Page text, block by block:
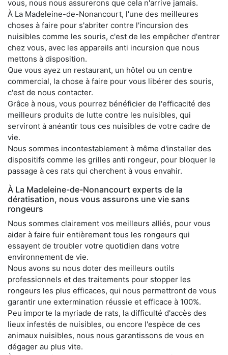
vous, nous nous assurerons que cela n'arrive jamais.
À La Madeleine-de-Nonancourt, l'une des meilleures
choses à faire pour s'abriter contre l'incursion des
nuisibles comme les souris, c'est de les empêcher d'entrer
chez vous, avec les appareils anti incursion que nous
mettons à disposition.
Que vous ayez un restaurant, un hôtel ou un centre
commercial, la chose à faire pour vous libérer des souris,
c'est de nous contacter.
Grâce à nous, vous pourrez bénéficier de l'efficacité des
meilleurs produits de lutte contre les nuisibles, qui
serviront à anéantir tous ces nuisibles de votre cadre de
vie.
Nous sommes incontestablement à même d'installer des
dispositifs comme les grilles anti rongeur, pour bloquer le
passage à ces rats qui cherchent à vous envahir.
À La Madeleine-de-Nonancourt experts de la
dératisation, nous vous assurons une vie sans
rongeurs
Nous sommes clairement vos meilleurs alliés, pour vous
aider à faire fuir entièrement tous les rongeurs qui
essayent de troubler votre quotidien dans votre
environnement de vie.
Nous avons su nous doter des meilleurs outils
professionnels et des traitements pour stopper les
rongeurs les plus efficaces, qui nous permettront de vous
garantir une extermination réussie et efficace à 100%.
Peu importe la myriade de rats, la difficulté d'accès des
lieux infestés de nuisibles, ou encore l'espèce de ces
animaux nuisibles, nous nous garantissons de vous en
dégager au plus vite.